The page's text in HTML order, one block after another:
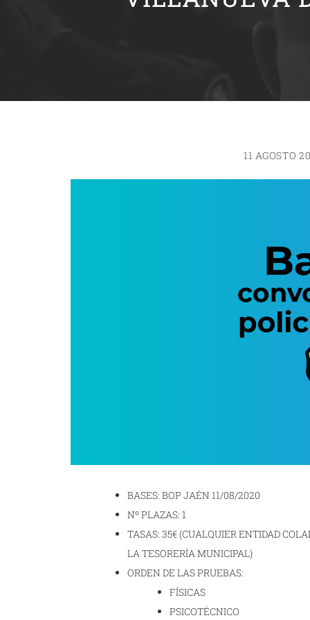
11 AGOSTO
BASES: BOP JAÉN 11/08/2020
Nº PLAZAS: 1
TASAS: 35€ (CUALQUIER ENTIDAD
LA TESORERÍA MUNICIPAL)
ORDEN DE LAS PRUEBAS:
FÍSICAS
PSICOTÉCNICO